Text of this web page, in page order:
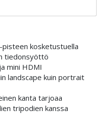
kosketustuella
tiedonsyöttö
mini HDMI
landscape kuin portrait
kanta tarjoaa
tripodien kanssa